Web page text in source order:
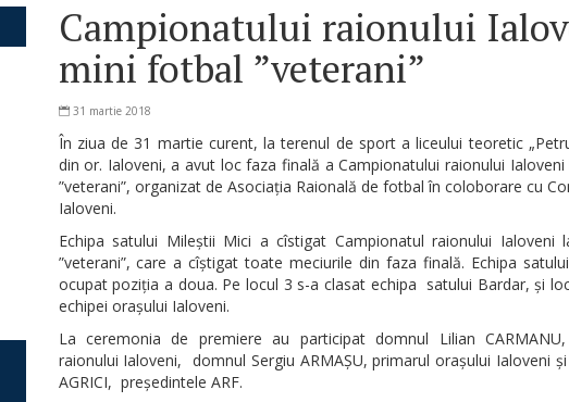
Campionatului raionului
mini fotbal ”veterani”
31 martie 2018
În ziua de 31 martie curent, la terenul de sport a liceului teoretic
din or. Ialoveni, a avut loc faza finală a Campionatului raionului
”veterani”, organizat de Asociația Raională de fotbal în coloborare cu
Ialoveni.
Echipa satului Mileștii Mici a cîstigat Campionatul raionului Ialoveni
”veterani”, care a cîștigat toate meciurile din faza finală. Echipa
ocupat poziția a doua. Pe locul 3 s-a clasat echipa satului Bardar, și
echipei orașului Ialoveni.
La ceremonia de premiere au participat domnul Lilian CARMANU,
raionului Ialoveni, domnul Sergiu ARMAȘU, primarul orașului Ialoveni
AGRICI, președintele ARF.